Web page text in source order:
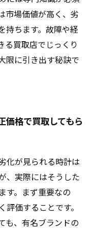
市場価値が高く、劣
持ちます。故障や経
る買取店でじっくり
限に引き出す秘訣で
価格で買取してもら
化が見られる時計は
、実際にはそうした
す。まず重要なの
価することです。
も、有名ブランドの